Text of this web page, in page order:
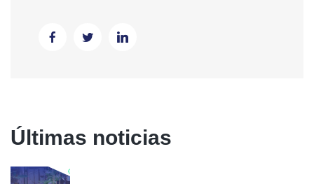
Últimas noticias